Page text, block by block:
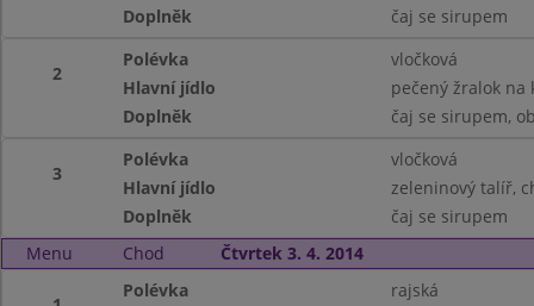
Doplněk
čaj se sirupem
2
Polévka
vločková
Hlavní jídlo
pečený žralok
Doplněk
čaj se sirupem,
3
Polévka
vločková
Hlavní jídlo
zeleninový talíř,
Doplněk
čaj se sirupem
Menu
Chod Čtvrtek 3. 4. 2014
Polévka
rajská